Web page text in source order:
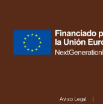
Aviso Legal